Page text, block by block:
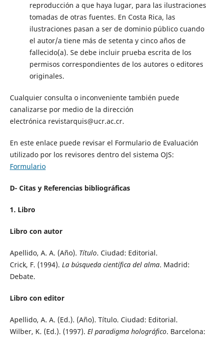
reproducción a que haya lugar, para las ilustraciones
tomadas de otras fuentes. En Costa Rica, las
ilustraciones pasan a ser de dominio público cuando
el autor/a tiene más de setenta y cinco años de
fallecido(a). Se debe incluir prueba escrita de los
permisos correspondientes de los autores o editores
originales.
Cualquier consulta o inconveniente también puede
canalizarse por medio de la dirección
electrónica revistarquis@ucr.ac.cr.
En este enlace puede revisar el Formulario de Evaluación
utilizado por los revisores dentro del sistema OJS:
Formulario
D- Citas y Referencias bibliográficas
1. Libro
Libro con autor
Apellido, A. A. (Año). Título. Ciudad: Editorial.
Crick, F. (1994). La búsqueda científica del alma. Madrid:
Debate.
Libro con editor
Apellido, A. A. (Ed.). (Año). Título. Ciudad: Editorial.
Wilber, K. (Ed.). (1997). El paradigma holográfico. Barcelona: